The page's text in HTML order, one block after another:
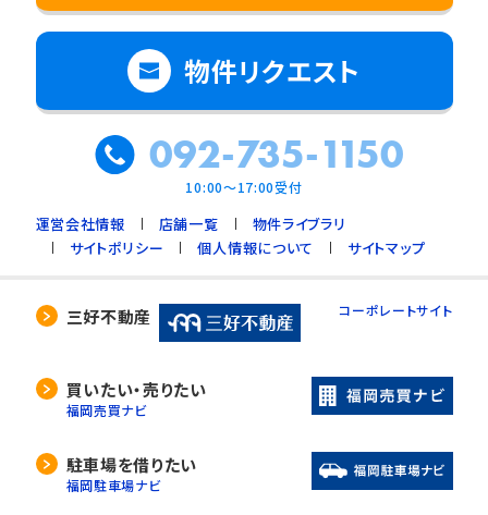
物件リクエスト
092-735-1150
10:00～17:00受付
運営会社情報 店舗一覧
物件ライブラリ
サイトポリシー
個人情報について サイトマップ
三好不動産 コーポレートサイト
買いたい・売りたい
福岡売買ナビ
駐車場を借りたい
福岡駐車場ナビ